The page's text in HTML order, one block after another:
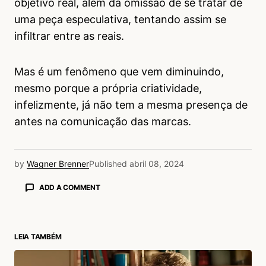
objetivo real, além da omissão de se tratar de
uma peça especulativa, tentando assim se
infiltrar entre as reais.
Mas é um fenômeno que vem diminuindo,
mesmo porque a própria criatividade,
infelizmente, já não tem a mesma presença de
antes na comunicação das marcas.
by Wagner BrennerPublished abril 08, 2024
ADD A COMMENT
LEIA TAMBÉM